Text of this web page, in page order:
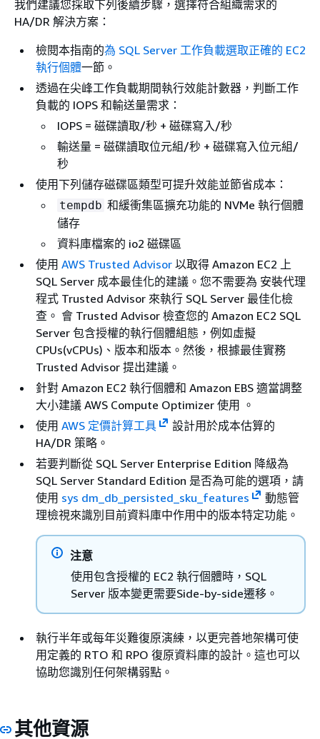
我們建議您採取下列後續步驟，選擇符合組織需求的
HA/DR 解決方案：
檢閱本指南的為 SQL Server 工作負載選取正確的 EC2
執行個體一節。
透過在尖峰工作負載期間執行效能計數器，判斷工作
負載的 IOPS 和輸送量需求：
IOPS = 磁碟讀取/秒 + 磁碟寫入/秒
輸送量 = 磁碟讀取位元組/秒 + 磁碟寫入位元組/
秒
使用下列儲存磁碟區類型可提升效能並節省成本：
tempdb 和緩衝集區擴充功能的 NVMe 執行個體
儲存
資料庫檔案的 io2 磁碟區
使用 AWS Trusted Advisor 以取得 Amazon EC2 上
SQL Server 成本最佳化的建議。您不需要為 安裝代理
程式 Trusted Advisor 來執行 SQL Server 最佳化檢
查。 會 Trusted Advisor 檢查您的 Amazon EC2 SQL
Server 包含授權的執行個體組態，例如虛擬
CPUs(vCPUs)、版本和版本。然後，根據最佳實務
Trusted Advisor 提出建議。
針對 Amazon EC2 執行個體和 Amazon EBS 適當調整
大小建議 AWS Compute Optimizer 使用 。
使用 AWS 定價計算工具
設計用於成本估算的
HA/DR 策略。
若要判斷從 SQL Server Enterprise Edition 降級為
SQL Server Standard Edition 是否為可能的選項，請
使用 sys dm_db_persisted_sku_features
動態管
理檢視來識別目前資料庫中作用中的版本特定功能。
注意
使用包含授權的 EC2 執行個體時，SQL
Server 版本變更需要Side-by-side遷移。
執行半年或每年災難復原演練，以更完善地架構可使
用定義的 RTO 和 RPO 復原資料庫的設計。這也可以
協助您識別任何架構弱點。
其他資源